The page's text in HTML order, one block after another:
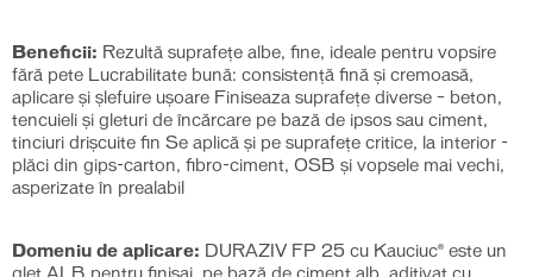
Beneficii: Rezultă suprafețe albe, fine, ideale pentru vopsire
fără pete Lucrabilitate bună: consistenţă fină şi cremoasă,
aplicare și șlefuire ușoare Finiseaza suprafețe diverse – beton,
tencuieli și gleturi de încărcare pe bază de ipsos sau ciment,
tinciuri drișcuite fin Se aplică și pe suprafețe critice, la interior -
plăci din gips-carton, fibro-ciment, OSB și vopsele mai vechi,
asperizate în prealabil
Domeniu de aplicare: DURAZIV FP 25 cu Kauciuc® este un